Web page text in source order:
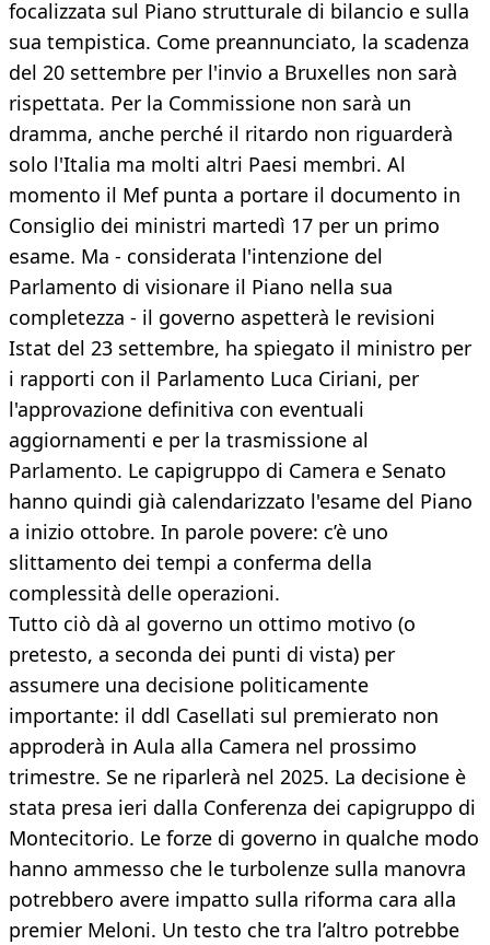
focalizzata sul Piano strutturale di bilancio e sulla
sua tempistica. Come preannunciato, la scadenza
del 20 settembre per l'invio a Bruxelles non sarà
rispettata. Per la Commissione non sarà un
dramma, anche perché il ritardo non riguarderà
solo l'Italia ma molti altri Paesi membri. Al
momento il Mef punta a portare il documento in
Consiglio dei ministri martedì 17 per un primo
esame. Ma - considerata l'intenzione del
Parlamento di visionare il Piano nella sua
completezza - il governo aspetterà le revisioni
Istat del 23 settembre, ha spiegato il ministro per
i rapporti con il Parlamento Luca Ciriani, per
l'approvazione definitiva con eventuali
aggiornamenti e per la trasmissione al
Parlamento. Le capigruppo di Camera e Senato
hanno quindi già calendarizzato l'esame del Piano
a inizio ottobre. In parole povere: c’è uno
slittamento dei tempi a conferma della
complessità delle operazioni.
Tutto ciò dà al governo un ottimo motivo (o
pretesto, a seconda dei punti di vista) per
assumere una decisione politicamente
importante: il ddl Casellati sul premierato non
approderà in Aula alla Camera nel prossimo
trimestre. Se ne riparlerà nel 2025. La decisione è
stata presa ieri dalla Conferenza dei capigruppo di
Montecitorio. Le forze di governo in qualche modo
hanno ammesso che le turbolenze sulla manovra
potrebbero avere impatto sulla riforma cara alla
premier Meloni. Un testo che tra l’altro potrebbe